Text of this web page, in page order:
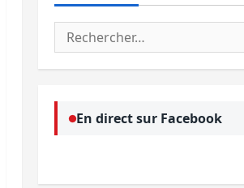
Rechercher :
En direct sur Facebook